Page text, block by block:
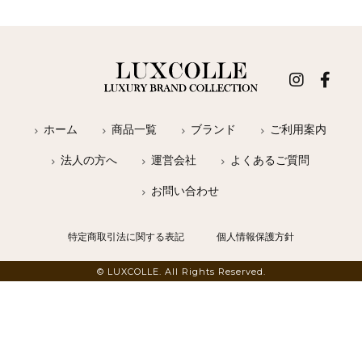
ホーム 商品一覧 ブランド ご利用案内
法人の方へ 運営会社 よくあるご質問
お問い合わせ
特定商取引法に関する表記 個人情報保護方針
© LUXCOLLE. All Rights Reserved.